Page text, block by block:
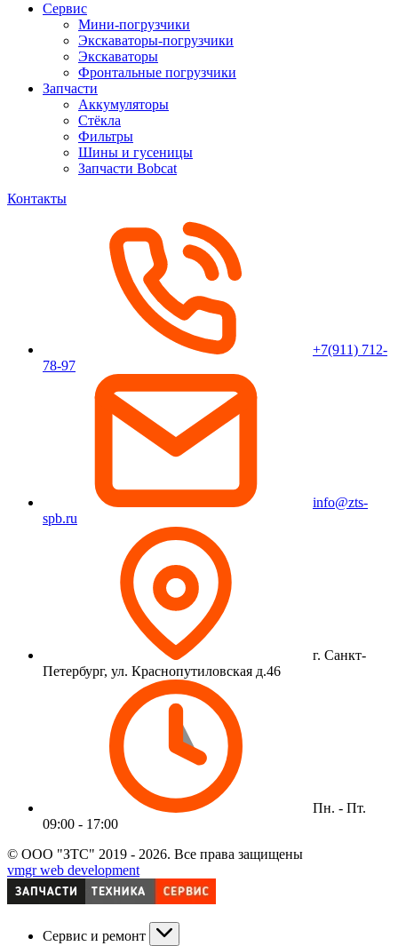
Сервис
Мини-погрузчики
Экскаваторы-погрузчики
Экскаваторы
Фронтальные погрузчики
Запчасти
Аккумуляторы
Стёкла
Фильтры
Шины и гусеницы
Запчасти Bobcat
Контакты
+7(911) 712-
78-97
info@zts-
spb.ru
г. Санкт-
Петербург, ул. Краснопутиловская д.46
Пн. - Пт.
09:00 - 17:00
© ООО "ЗТС" 2019 - 2026. Все права защищены
vmgr web development
Сервис и ремонт